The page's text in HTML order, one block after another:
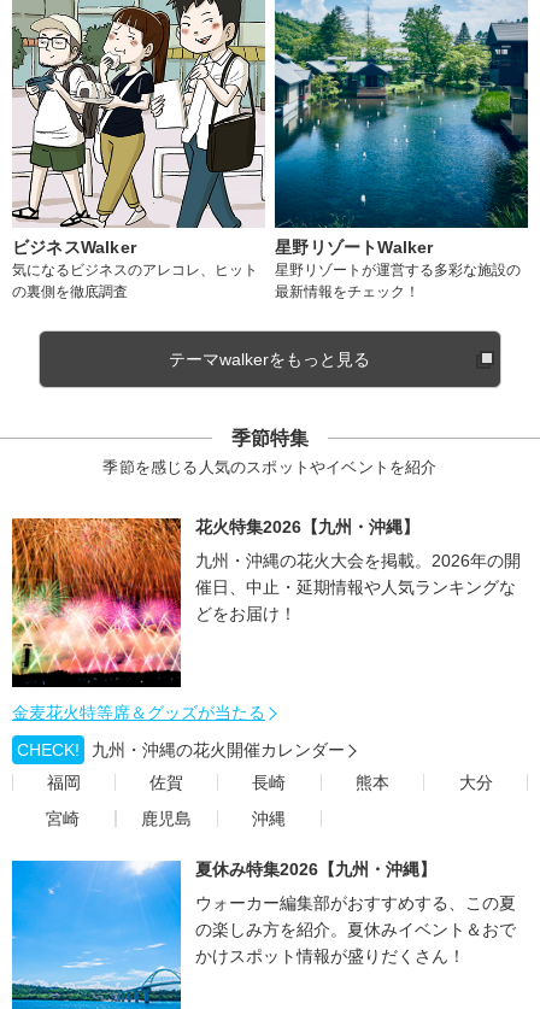
ビジネスWalker
気になるビジネスのアレコレ、ヒット
の裏側を徹底調査
星野リゾートWalker
星野リゾートが運営する多彩な施設の
最新情報をチェック！
テーマwalkerをもっと見る
季節特集
季節を感じる人気のスポットやイベントを紹介
花火特集2026【九州・沖縄】
九州・沖縄の花火大会を掲載。2026年の開
催日、中止・延期情報や人気ランキングな
どをお届け！
金麦花火特等席＆グッズが当たる
CHECK!
九州・沖縄の花火開催カレンダー
福岡
佐賀 長崎 熊本
大分
宮崎
鹿児島 沖縄
夏休み特集2026【九州・沖縄】
ウォーカー編集部がおすすめする、この夏
の楽しみ方を紹介。夏休みイベント＆おで
かけスポット情報が盛りだくさん！